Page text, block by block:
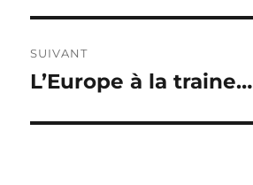
SUIVANT
Publication
L’Europe à la traine…